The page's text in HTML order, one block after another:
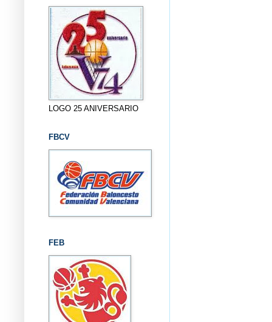
LOGO 25 ANIVERSARIO
FBCV
FEB